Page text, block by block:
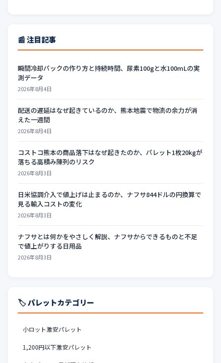
📰 注目記事
瞬間冷却パックの作り方と持続時間、尿素100gと水100mLの実
測データ
2026年8月4日
配送の遅延はなぜ起きているのか、熊本地震で物流の余力が消
えた一週間
2026年8月4日
コストコ熊本の商品落下はなぜ起きたのか、パレット1枚20kgが
落ちる高積み陳列のリスク
2026年8月3日
日米協調介入で値上げは止まるのか、ナフサ844ドルの円換算で
見る輸入コストの変化
2026年8月3日
ナフサとは何かをやさしく解説、ナフサからできるものと不足
で値上がりする日用品
2026年8月3日
🏷️ パレットカテゴリー
小ロット激安パレット
1,200円以下激安パレット